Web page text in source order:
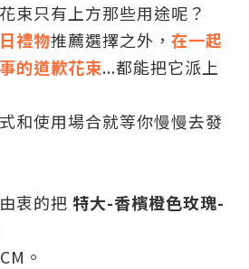
束只有上方那些用途呢？
禮物推薦選擇之外， 在一起
的道歉花束...都能把它派上
和使用場合就等你慢慢去發
衷的把 特大-香檳橙色玫瑰-
。